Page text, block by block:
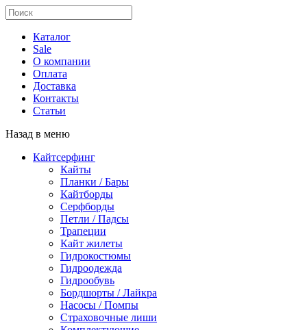
Каталог
Sale
О компании
Оплата
Доставка
Контакты
Статьи
Назад в меню
Кайтсерфинг
Кайты
Планки / Бары
Кайтборды
Серфборды
Петли / Падсы
Трапеции
Кайт жилеты
Гидрокостюмы
Гидроодежда
Гидрообувь
Бордшорты / Лайкра
Насосы / Помпы
Страховочные лиши